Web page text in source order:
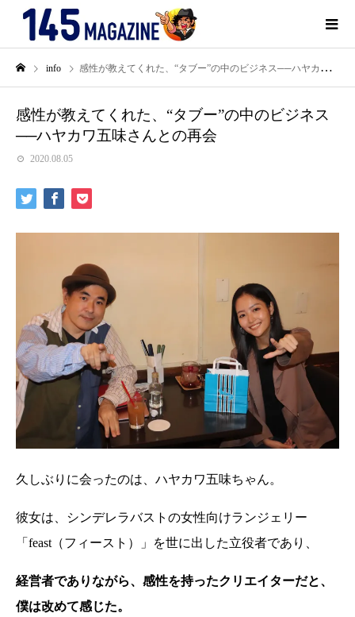
info 感性が教えてくれた、“タブー”の中のビジネス──ハヤカワ五味さんとの再会
感性が教えてくれた、“タブー”の中のビジネス
──ハヤカワ五味さんとの再会
2020.08.05
久しぶりに会ったのは、ハヤカワ五味ちゃん。
彼女は、シンデレラバストの女性向けランジェリー
「feast（フィースト）」を世に出した立役者であり、
経営者でありながら、感性を持ったクリエイターだと、
僕は改めて感じた。